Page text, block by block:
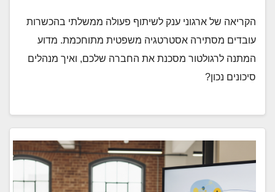
הקריאה של ארגוני ענק לשיתוף פעולה ממשלתי בהכשרות
עובדים מסתירה אסטרטגיה משפטית מתוחכמת. מדוע
המתנה לרגולטור מסכנת את החברה שלכם, ואיך מנהלים
סיכונים נכון?